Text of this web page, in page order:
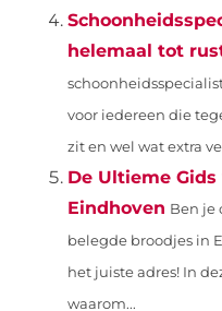
helemaal tot
voor iedereen die
zit en wel wat extra
De Ultieme
Eindhoven Ben je
belegde broodjes in
het juiste adres! In
waarom...